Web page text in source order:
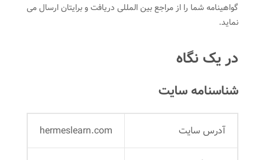
گواهینامه شما را از مراجع بین المللی دریافت و برایتان ارسال می
نماید.
در یک نگاه
شناسنامه سایت
آدرس سایت hermeslearn.com